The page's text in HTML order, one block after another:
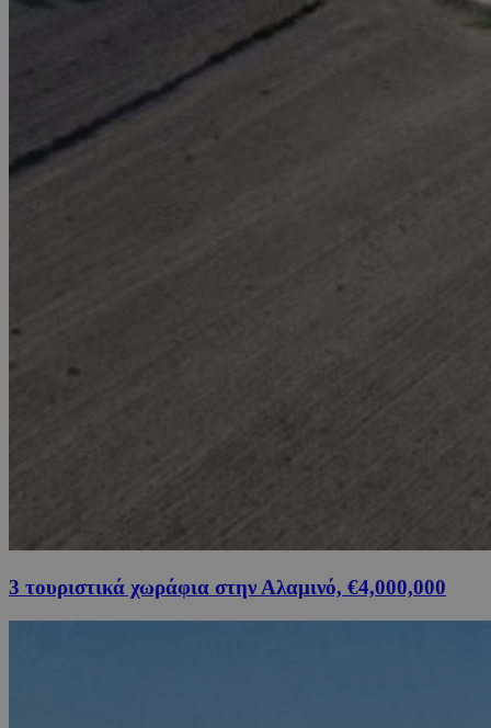
3 τουριστικά χωράφια στην Αλαμινό, €4,000,000